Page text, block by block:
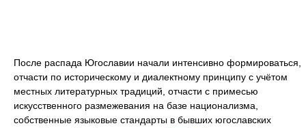
После распада Югославии начали интенсивно формироваться,
отчасти по историческому и диалектному принципу с учётом
местных литературных традиций, отчасти с примесью
искусственного размежевания на базе национализма,
собственные языковые стандарты в бывших югославских